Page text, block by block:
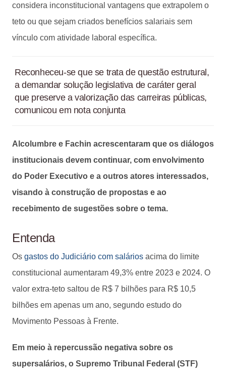
considera inconstitucional vantagens que extrapolem o
teto ou que sejam criados benefícios salariais sem
vínculo com atividade laboral específica.
Reconheceu-se que se trata de questão estrutural,
a demandar solução legislativa de caráter geral
que preserve a valorização das carreiras públicas,
comunicou em nota conjunta
Alcolumbre e Fachin acrescentaram que os diálogos
institucionais devem continuar, com envolvimento
do Poder Executivo e a outros atores interessados,
visando à construção de propostas e ao
recebimento de sugestões sobre o tema.
Entenda
Os gastos do Judiciário com salários acima do limite
constitucional aumentaram 49,3% entre 2023 e 2024. O
valor extra-teto saltou de R$ 7 bilhões para R$ 10,5
bilhões em apenas um ano, segundo estudo do
Movimento Pessoas à Frente.
Em meio à repercussão negativa sobre os
supersalários, o Supremo Tribunal Federal (STF)